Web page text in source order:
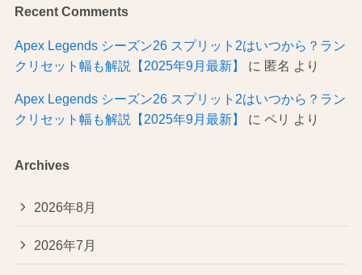
Recent Comments
Apex Legends シーズン26 スプリット2はいつから？ラン
クリセット幅も解説【2025年9月最新】
に 匿名 より
Apex Legends シーズン26 スプリット2はいつから？ラン
クリセット幅も解説【2025年9月最新】
に ペリ より
Archives
2026年8月
2026年7月